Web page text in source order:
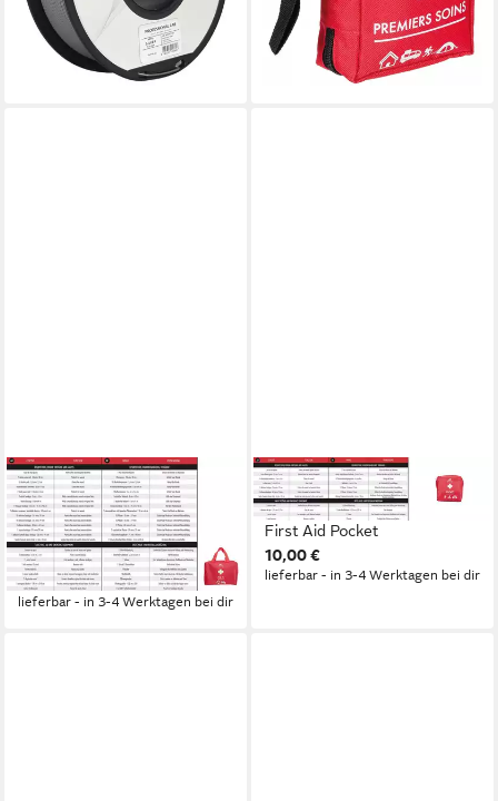
-32%
lieferbar - in 2-3 Werktagen bei dir
PHARMAVOYAGE
Erste-Hilfe-Set Pharmavoyage
First Aid Pro XL Erste Hilfe
Kit
9,95 €
lieferbar - in 3-4 Werktagen bei dir
PHARMAVOYAGE
Erste-Hilfe-Set Pharmavoyage
First Aid Pocket
10,00 €
lieferbar - in 3-4 Werktagen bei dir